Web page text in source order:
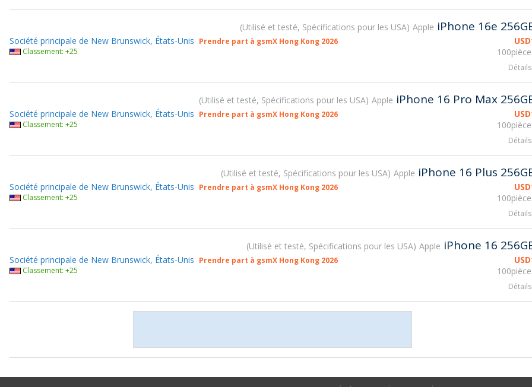
Utilisé et testé, Spécifications pour les USA Apple iPhone 16e
USD
Société principale de New Brunswick, États-Unis Prendre part à gsmX Hong Kong 2026
Classement: +25
Détails
Utilisé et testé, Spécifications pour les USA Apple iPhone 16 Pro Max
USD
Société principale de New Brunswick, États-Unis Prendre part à gsmX Hong Kong 2026
Classement: +25
Détails
Utilisé et testé, Spécifications pour les USA Apple iPhone 16 Plus
USD
Société principale de New Brunswick, États-Unis Prendre part à gsmX Hong Kong 2026
Classement: +25
Détails
Utilisé et testé, Spécifications pour les USA Apple iPhone 16
USD
Société principale de New Brunswick, États-Unis Prendre part à gsmX Hong Kong 2026
Classement: +25
Détails